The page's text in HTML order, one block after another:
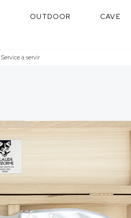
OUTDOOR CAVE
Service à servir